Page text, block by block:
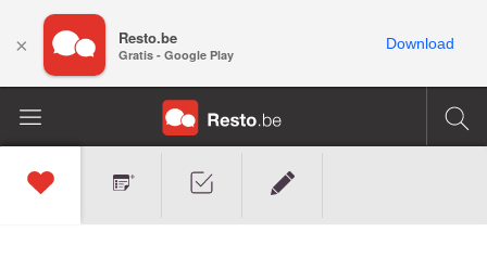
× Resto.be
Gratis - Google Play
Download